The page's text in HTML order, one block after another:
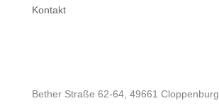
Kontakt
Bether Straße 62-64, 49661 Cloppenburg